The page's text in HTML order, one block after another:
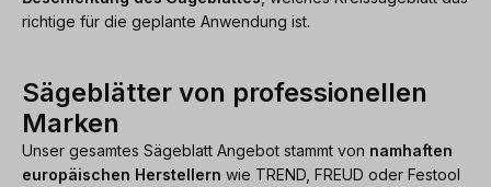
richtige für die geplante Anwendung ist.
Sägeblätter von professionellen
Marken
Unser gesamtes Sägeblatt Angebot stammt von namhaften
europäischen Herstellern wie TREND, FREUD oder Festool